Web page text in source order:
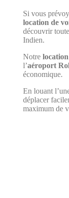
Si vous
location de
découvrir
Indien.
Notre
l’aéroport
économique.
En louant
déplacer
maximum de